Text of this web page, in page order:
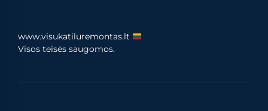
www.visukatiluremontas.lt
Visos teisės saugomos.